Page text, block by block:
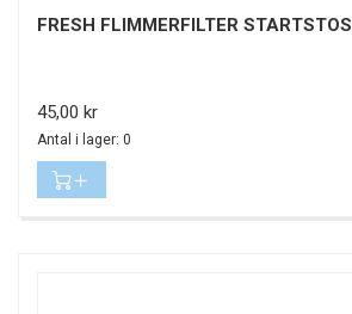
FRESH FLIMMERFILTER STARTSTOS
Pris
45,00 kr
Antal i lager: 0